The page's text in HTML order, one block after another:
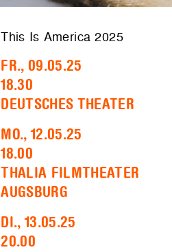
This Is America 2025
FR., 09.05.25
18.30
DEUTSCHES THEATER
MO., 12.05.25
18.00
THALIA FILMTHEATER
AUGSBURG
DI., 13.05.25
20.00